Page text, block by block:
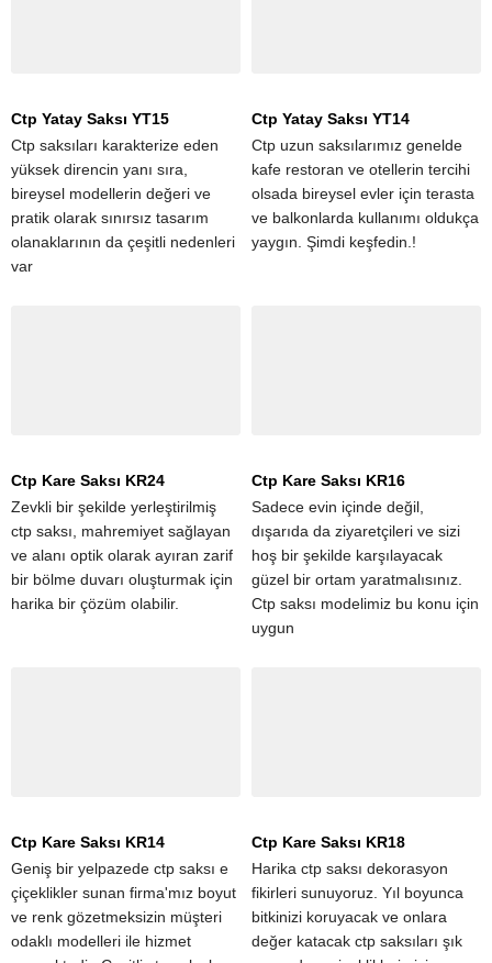
Ctp Yatay Saksı YT15
Ctp saksıları karakterize eden
yüksek direncin yanı sıra,
bireysel modellerin değeri ve
pratik olarak sınırsız tasarım
olanaklarının da çeşitli nedenleri
var
Ctp Yatay Saksı YT14
Ctp uzun saksılarımız genelde
kafe restoran ve otellerin tercihi
olsada bireysel evler için terasta
ve balkonlarda kullanımı oldukça
yaygın. Şimdi keşfedin.!
Ctp Kare Saksı KR24
Zevkli bir şekilde yerleştirilmiş
ctp saksı, mahremiyet sağlayan
ve alanı optik olarak ayıran zarif
bir bölme duvarı oluşturmak için
harika bir çözüm olabilir.
Ctp Kare Saksı KR16
Sadece evin içinde değil,
dışarıda da ziyaretçileri ve sizi
hoş bir şekilde karşılayacak
güzel bir ortam yaratmalısınız.
Ctp saksı modelimiz bu konu için
uygun
Ctp Kare Saksı KR14
Geniş bir yelpazede ctp saksı e
çiçeklikler sunan firma'mız boyut
ve renk gözetmeksizin müşteri
odaklı modelleri ile hizmet
Ctp Kare Saksı KR18
Harika ctp saksı dekorasyon
fikirleri sunuyoruz. Yıl boyunca
bitkinizi koruyacak ve onlara
değer katacak ctp saksıları şık